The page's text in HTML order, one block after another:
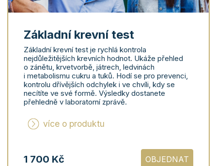
Základní krevní test
Základní krevní test je rychlá kontrola
nejdůležitějších krevních hodnot. Ukáže přehled
o zánětu, krvetvorbě, játrech, ledvinách
i metabolismu cukru a tuků. Hodí se pro prevenci,
kontrolu dřívějších odchylek i ve chvíli, kdy se
necítíte ve své formě. Výsledky dostanete
přehledně v laboratorní zprávě.
více o produktu
1 700 Kč OBJEDNAT